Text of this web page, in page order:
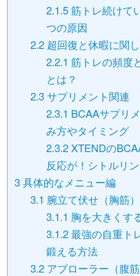
2.1.5筋トレ続けて
つの原因
2.2超回復と休暇に関
2.2.1 筋トレの頻度
とは？
2.3サプリメント関連
2.3.1 BCAAサプリ
み方やタイミング
2.3.2XTENDの
反応が！シトルリン
3具体的なメニュー編
3.1 腕立て伏せ（胸筋）
3.1.1 胸を大きくす
3.1.2最強の自重ト
鍛える方法
3.2アブローラー（腹筋